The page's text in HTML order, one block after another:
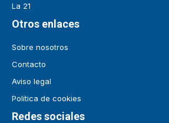
La 21
Otros enlaces
Sobre nosotros
Contacto
Aviso legal
Política de cookies
Redes sociales